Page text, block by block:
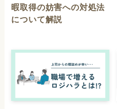
暇取得の妨害への対処法
について解説